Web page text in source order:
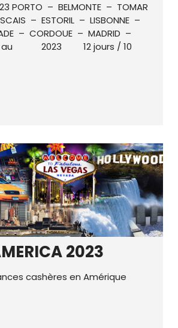
PORTO – BELMONTE – TOMAR
– ESTORIL – LISBONNE –
– CORDOUE – MADRID –
au 2023 12 jours / 10
2023
cashères en Amérique